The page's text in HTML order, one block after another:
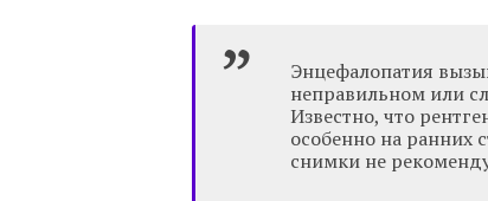
Энцефалопатия
неправильном или
Известно, что
особенно на ранних
снимки не